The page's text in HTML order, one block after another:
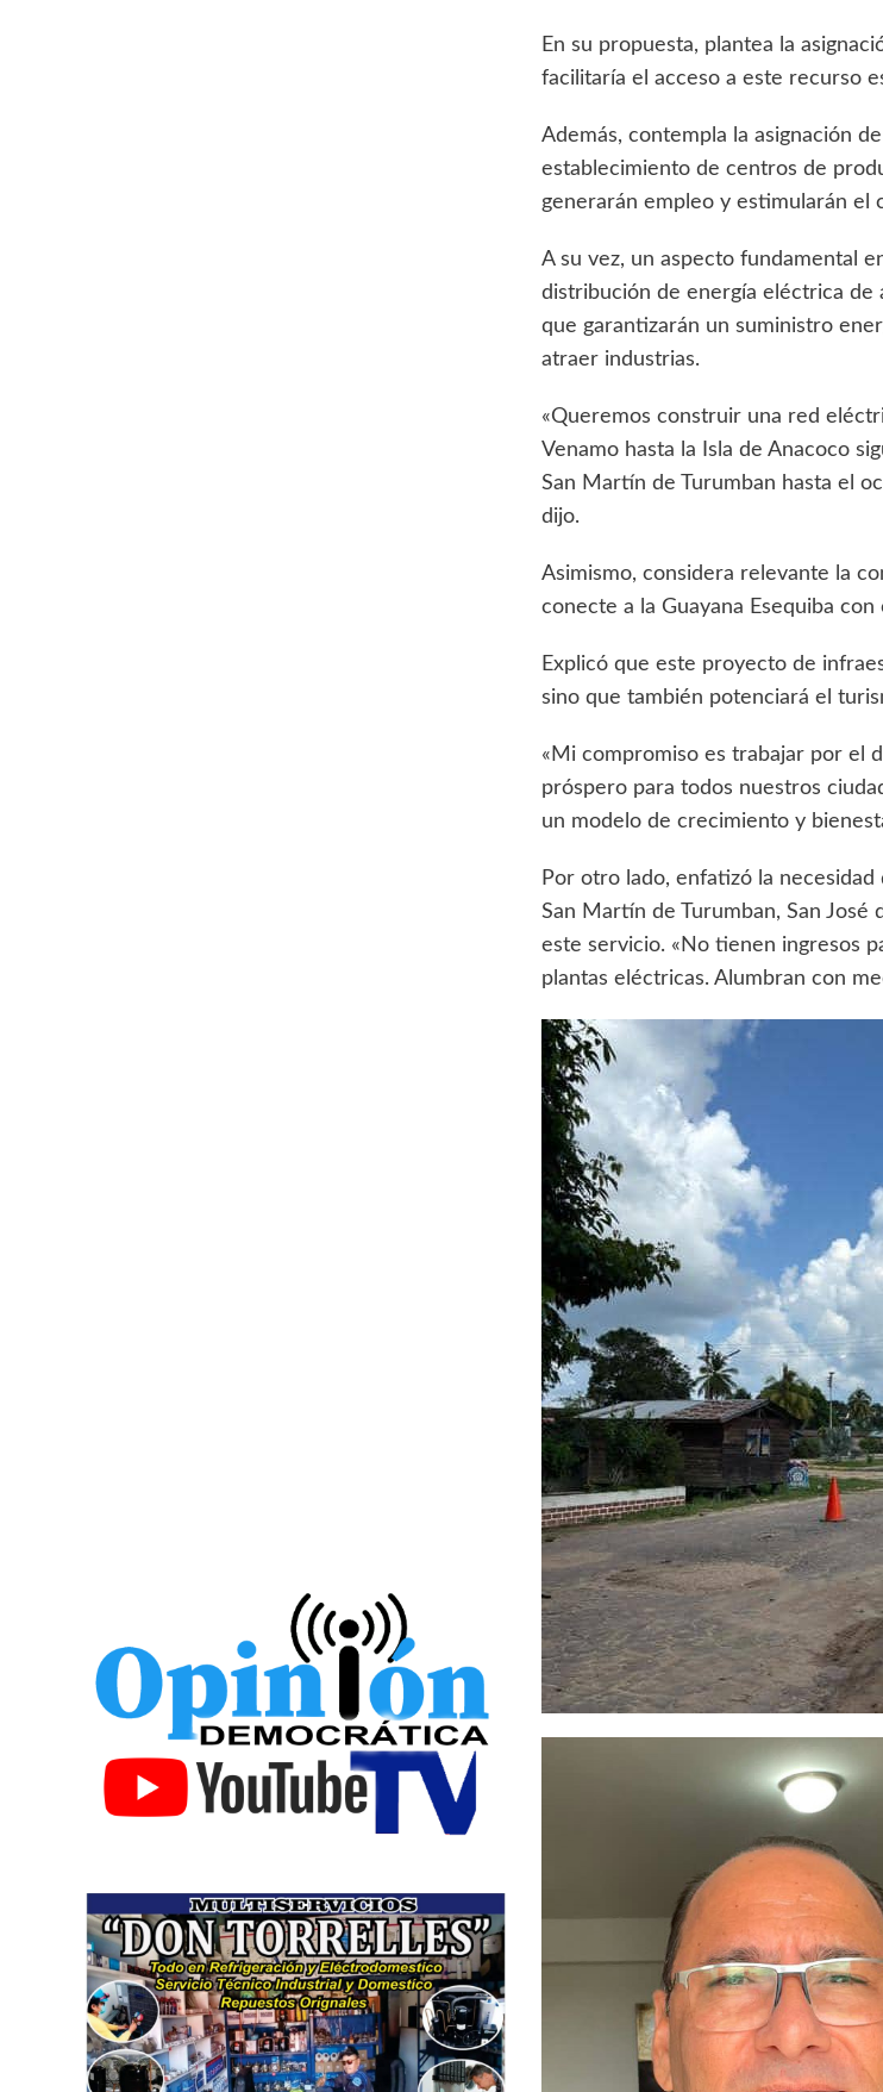
En su propuesta, plantea la
facilitaría el acceso a este recurso
Además, contempla la asignación
establecimiento de centros de
generarán empleo y estimularán el
A su vez, un aspecto fundamental
distribución de energía eléctrica de
que garantizarán un suministro
atraer industrias.
«Queremos construir una red
Venamo hasta la Isla de Anacoco
San Martín de Turumban hasta el
dijo.
Asimismo, considera relevante la
conecte a la Guayana Esequiba
Explicó que este proyecto de
sino que también potenciará el
«Mi compromiso es trabajar por el
próspero para todos nuestros
un modelo de crecimiento y
Por otro lado, enfatizó la
San Martín de Turumban, San José
este servicio. «No tienen ingresos
plantas eléctricas. Alumbran con